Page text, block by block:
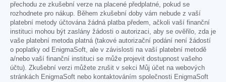
přechodu ze zkušební verze na placené předplatné, pokud se
rozhodnete pro nákup. Během zkušební doby vám nebude z vaší
platební metody účtována žádná platba předem, ačkoli vaší finanční
instituci mohou být zaslány žádosti o autorizaci, aby se ověřilo, zda je
vaše platební metoda platná (takové autorizační podání není žádostí
o poplatky od EnigmaSoft, ale v závislosti na vaší platební metodě
a/nebo vaší finanční instituci se může projevit dostupnost vašeho
účtu). Zkušební verzi můžete zrušit v sekci Můj účet na webových
stránkách EnigmaSoft nebo kontaktováním společnosti EnigmaSoft